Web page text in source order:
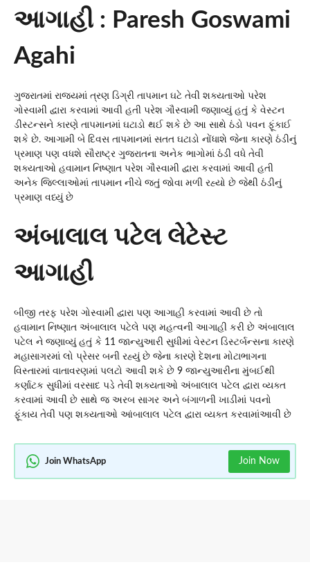
આગાહી : Paresh Goswami
Agahi
ગુજરાતમાં રાજ્યમાં ત્રણ ડિગ્રી તાપમાન ઘટે તેવી શક્યતાઓ પરેશ
ગોસ્વામી દ્વારા કરવામાં આવી હતી પરેશ ગૌસ્વામી જણાવ્યું હતું કે વેસ્ટન
ડીસ્ટન્સને કારણે તાપમાનમાં ઘટાડો થઈ શકે છે આ સાથે ઠંડો પવન ફૂંકાઈ
શકે છે. આગામી બે દિવસ તાપમાનમાં સતત ઘટાડો નોંધાશે જેના કારણે ઠંડીનું
પ્રમાણ પણ વધશે સૌરાષ્ટ્ર ગુજરાતના અનેક ભાગોમાં ઠંડી વધે તેવી
શક્યતાઓ હવામાન નિષ્ણાત પરેશ ગૌસ્વામી દ્વારા કરવામાં આવી હતી
અનેક જિલ્લાઓમાં તાપમાન નીચે જતું જોવા મળી રહ્યો છે જેથી ઠંડીનું
પ્રમાણ વધ્યું છે
અંબાલાલ પટેલ લેટેસ્ટ
આગાહી
બીજી તરફ પરેશ ગોસ્વામી દ્વારા પણ આગાહી કરવામાં આવી છે તો
હવામાન નિષ્ણાત અંબાલાલ પટેલે પણ મહત્વની આગાહી કરી છે અંબાલાલ
પટેલ ને જણાવ્યું હતું કે 11 જાન્યુઆરી સુધીમાં વેસ્ટન ડિસ્ટર્બન્સના કારણે
મહાસાગરમાં લો પ્રેસર બની રહ્યું છે જેના કારણે દેશના મોટાભાગના
વિસ્તારમાં વાતાવરણમાં પલટો આવી શકે છે 9 જાન્યુઆરીના મુંબઈથી
કર્ણાટક સુધીમાં વરસાદ પડે તેવી શક્યતાઓ અંબાલાલ પટેલ દ્વારા વ્યક્ત
કરવામાં આવી છે સાથે જ અરબ સાગર અને બંગાળની ખાડીમાં પવનો
ફૂંકાય તેવી પણ શક્યતાઓ આંબાલાલ પટેલ દ્વારા વ્યક્ત કરવામાંઆવી છે
Join WhatsApp Join Now